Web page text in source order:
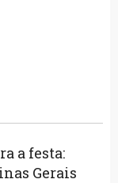
a festa:
Gerais